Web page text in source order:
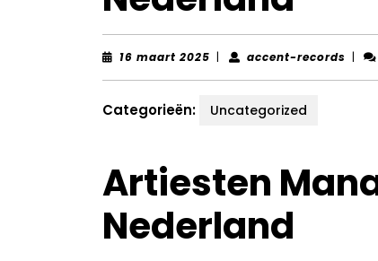
16 maart 2025 16| accent-records |
Categorieën: Uncategorized
Artiesten
Nederland